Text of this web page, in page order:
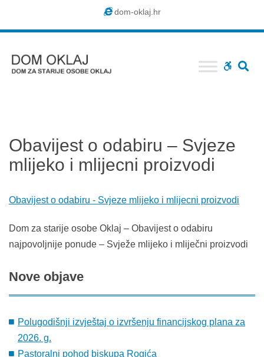
dom-oklaj.hr
WCAG
Obavijest o odabiru – Svjeze
mlijeko i mlijecni proizvodi
Obavijest o odabiru - Svjeze mlijeko i mlijecni proizvodi
Dom za starije osobe Oklaj – Obavijest o odabiru
najpovoljnije ponude – Svježe mlijeko i mliječni proizvodi
Nove objave
Polugodišnji izvještaj o izvršenju financijskog plana za
2026. g.
Pastoralni pohod biskupa Rogića